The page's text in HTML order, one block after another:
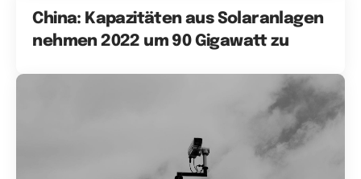
China: Kapazitäten aus Solaranlagen
nehmen 2022 um 90 Gigawatt zu